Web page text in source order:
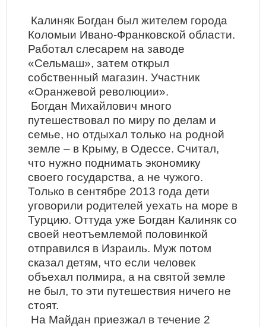
Калиняк Богдан был жителем города
Коломыи Ивано-Франковской области.
Работал слесарем на заводе
«Сельмаш», затем открыл
собственный магазин. Участник
«Оранжевой революции».
Богдан Михайлович много
путешествовал по миру по делам и
семье, но отдыхал только на родной
земле – в Крыму, в Одессе. Считал,
что нужно поднимать экономику
своего государства, а не чужого.
Только в сентябре 2013 года дети
уговорили родителей уехать на море в
Турцию. Оттуда уже Богдан Калиняк со
своей неотъемлемой половинкой
отправился в Израиль. Муж потом
сказал детям, что если человек
объехал полмира, а на святой земле
не был, то эти путешествия ничего не
стоят.
На Майдан приезжал в течение 2